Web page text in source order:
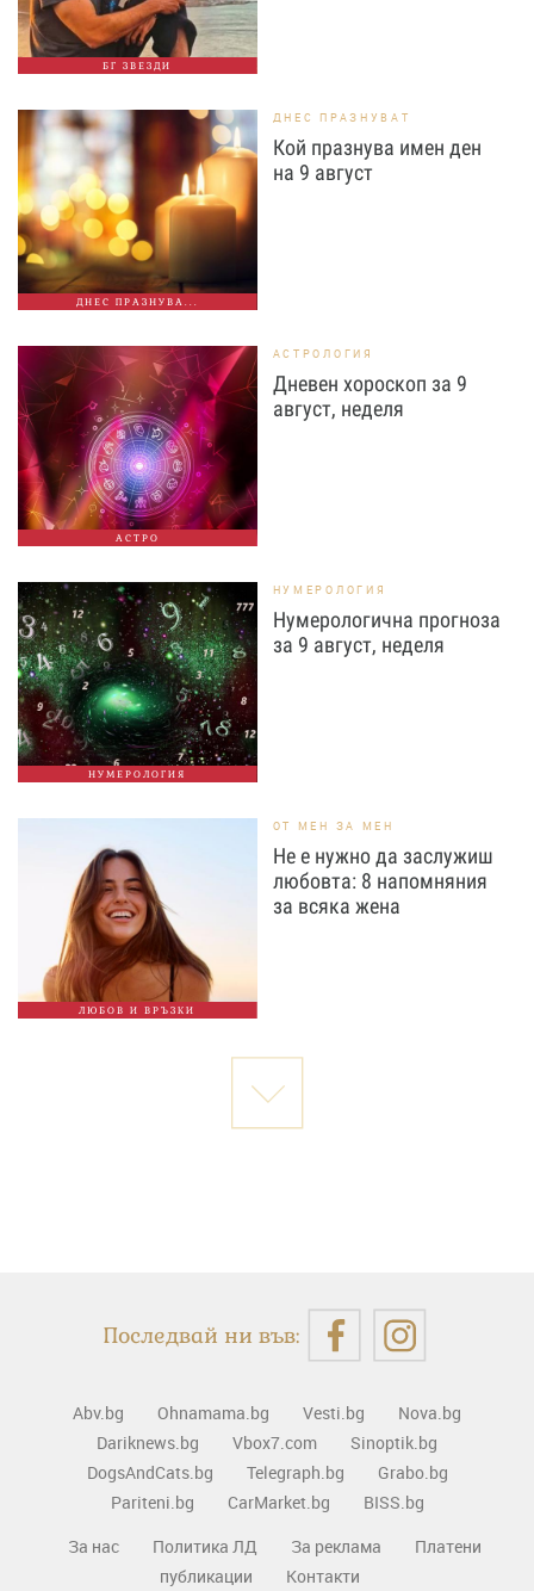
БГ ЗВЕЗДИ
ДНЕС ПРАЗНУВА...
ДНЕС ПРАЗНУВАТ
Кой празнува имен ден
на 9 август
АСТРО
АСТРОЛОГИЯ
Дневен хороскоп за 9
август, неделя
НУМЕРОЛОГИЯ
НУМЕРОЛОГИЯ
Нумерологична прогноза
за 9 август, неделя
ЛЮБОВ И ВРЪЗКИ
ОТ МЕН ЗА МЕН
Не е нужно да заслужиш
любовта: 8 напомняния
за всяка жена
Последвай ни във:
Abv.bg Ohnamama.bg Vesti.bg
Nova.bg
Dariknews.bg
Vbox7.com
Sinoptik.bg
DogsAndCats.bg
Telegraph.bg
Grabo.bg
Pariteni.bg
CarMarket.bg
BISS.bg
За нас
Политика ЛД За реклама
Платени
публикации
Контакти